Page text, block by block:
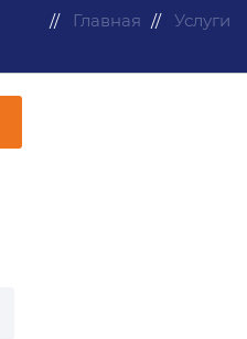
Главная Услуги